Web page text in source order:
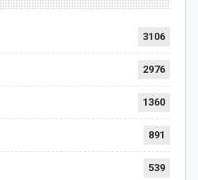
3106
2976
1360
891
539